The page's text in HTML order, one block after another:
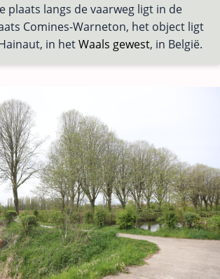
plaats langs de vaarweg ligt in de
Comines-Warneton, het object ligt
in hetWaals gewest, in België.